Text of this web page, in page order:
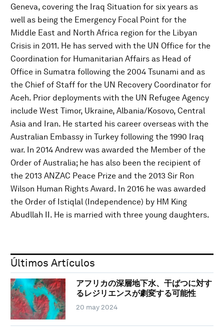
Geneva, covering the Iraq Situation for six years as
well as being the Emergency Focal Point for the
Middle East and North Africa region for the Libyan
Crisis in 2011. He has served with the UN Office for the
Coordination for Humanitarian Affairs as Head of
Office in Sumatra following the 2004 Tsunami and as
the Chief of Staff for the UN Recovery Coordinator for
Aceh. Prior deployments with the UN Refugee Agency
include West Timor, Ukraine, Albania/Kosovo, Central
Asia and Iran. He started his career overseas with the
Australian Embassy in Turkey following the 1990 Iraq
war. In 2014 Andrew was awarded the Member of the
Order of Australia; he has also been the recipient of
the 2013 ANZAC Peace Prize and the 2013 Sir Ron
Wilson Human Rights Award. In 2016 he was awarded
the Order of Istiqlal (Independence) by HM King
Abudllah II. He is married with three young daughters.
Últimos Artículos
アフリカの深層地下水、干ばつに対す
るレジリエンスが劇変する可能性
20 may 2024